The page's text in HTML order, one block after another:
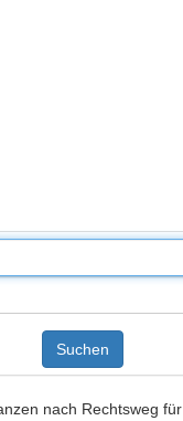
Suchen
nach Rechtsweg für